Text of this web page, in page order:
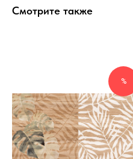
Смотрите также
%